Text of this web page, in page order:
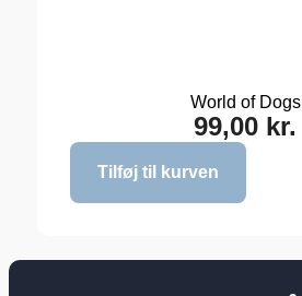
World of Dogs
99,00 kr.
Tilføj til kurven